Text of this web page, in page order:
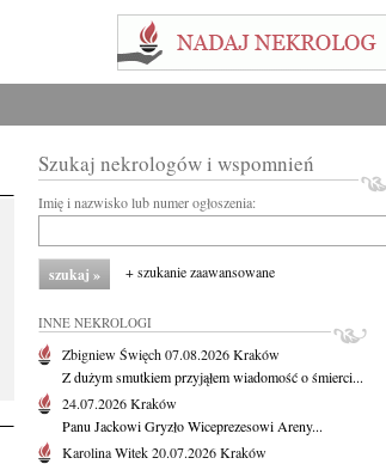
Szukaj nekrologów i wspomnień
Imię i nazwisko lub numer ogłoszenia:
+ szukanie zaawansowane
INNE NEKROLOGI
Zbigniew Święch07.08.2026Kraków
Z dużym smutkiem przyjąłem wiadomość o śmierci...
24.07.2026Kraków
Panu Jackowi Gryzło Wiceprezesowi Areny...
Karolina Witek20.07.2026Kraków